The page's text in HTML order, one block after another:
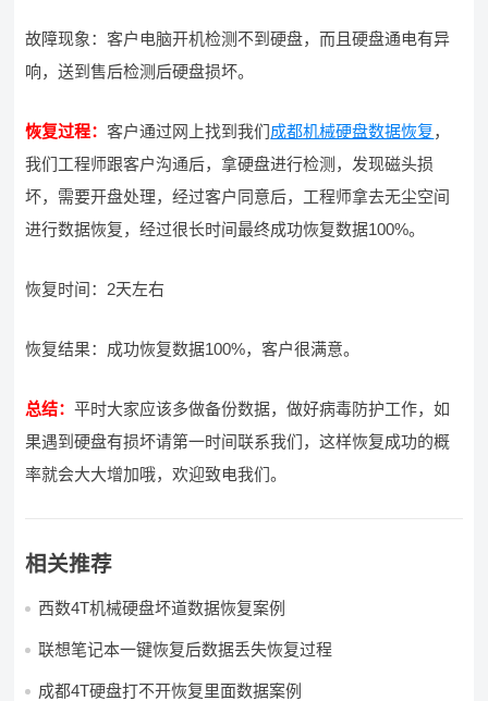
故障现象：客户电脑开机检测不到硬盘，而且硬盘通电有异
响，送到售后检测后硬盘损坏。
恢复过程：客户通过网上找到我们成都机械硬盘数据恢复，
我们工程师跟客户沟通后，拿硬盘进行检测，发现磁头损
坏，需要开盘处理，经过客户同意后，工程师拿去无尘空间
进行数据恢复，经过很长时间最终成功恢复数据100%。
恢复时间：2天左右
恢复结果：成功恢复数据100%，客户很满意。
总结：平时大家应该多做备份数据，做好病毒防护工作，如
果遇到硬盘有损坏请第一时间联系我们，这样恢复成功的概
率就会大大增加哦，欢迎致电我们。
相关推荐
西数4T机械硬盘坏道数据恢复案例
联想笔记本一键恢复后数据丢失恢复过程
成都4T硬盘打不开恢复里面数据案例